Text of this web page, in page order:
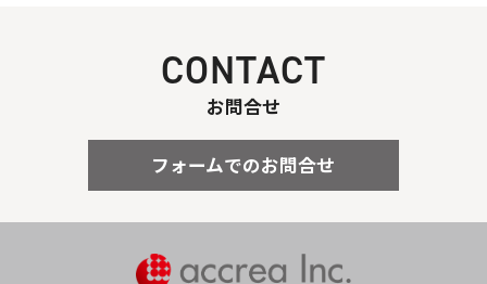
CONTACT
お問合せ
フォームでのお問合せ